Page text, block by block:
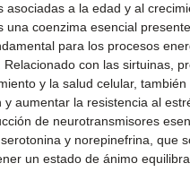
asociadas a la edad y al
una coenzima esencial
para los procesos
Relacionado con las sirtuinas,
y la salud celular,
y aumentar la resistencia al
de neurotransmisores
y norepinefrina, que
un estado de ánimo